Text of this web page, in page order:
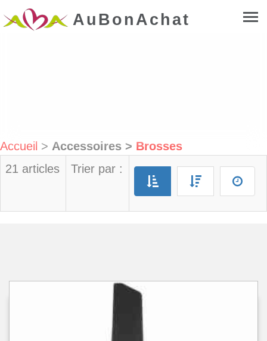
AuBonAchat
Accueil > Accessoires > Brosses
21 articles
Trier par :